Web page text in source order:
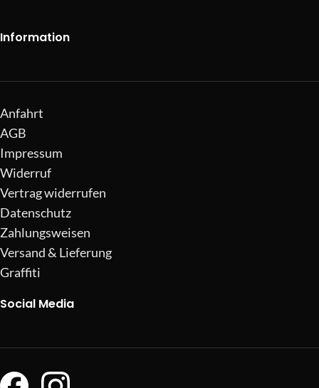
Information
Anfahrt
AGB
Impressum
Widerruf
Vertrag widerrufen
Datenschutz
Zahlungsweisen
Versand & Lieferung
Graffiti
Social Media